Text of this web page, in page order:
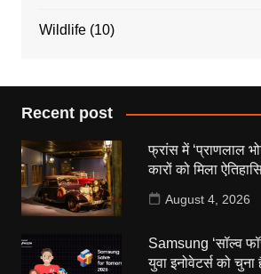
Wildlife(10)
Recent post
फ्रांस में ‘प्राणलाल
कारों को मिला
August 4, 2026
Samsung ‘सॉल्व
युवा इनोवेटर्स को